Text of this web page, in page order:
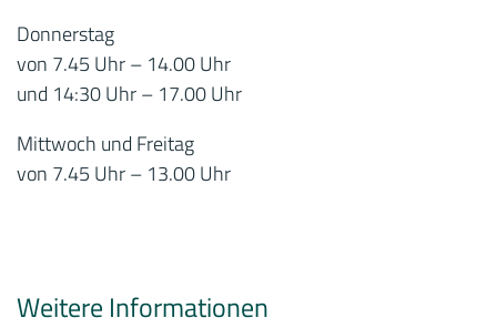
Donnerstag
von 7.45 Uhr – 14.00 Uhr
und 14:30 Uhr – 17.00 Uhr
Mittwoch und Freitag
von 7.45 Uhr – 13.00 Uhr
Weitere Informationen